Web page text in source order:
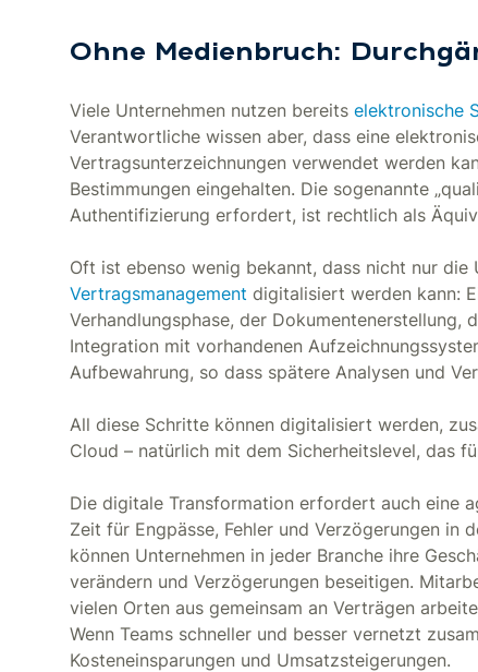
Ohne Medienbruch:
Viele Unternehmen nutzen bereits elektronische
Verantwortliche wissen aber, dass eine
Vertragsunterzeichnungen verwendet werden
Bestimmungen eingehalten. Die sogenannte
Authentifizierung erfordert, ist rechtlich als
Oft ist ebenso wenig bekannt, dass nicht nur die
Vertragsmanagement digitalisiert werden kann:
Verhandlungsphase, der Dokumentenerstellung,
Integration mit vorhandenen
Aufbewahrung, so dass spätere Analysen und
All diese Schritte können digitalisiert werden,
Cloud – natürlich mit dem Sicherheitslevel, das
Die digitale Transformation erfordert auch eine
Zeit für Engpässe, Fehler und Verzögerungen in
können Unternehmen in jeder Branche ihre
verändern und Verzögerungen beseitigen.
vielen Orten aus gemeinsam an Verträgen
Wenn Teams schneller und besser vernetzt
Kosteneinsparungen und Umsatzsteigerungen.